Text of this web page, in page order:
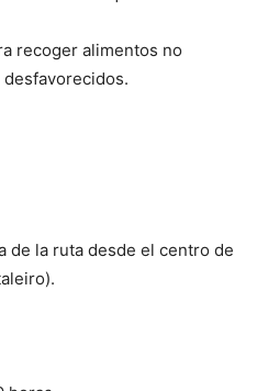
recoger alimentos no
de la ruta desde el centro de